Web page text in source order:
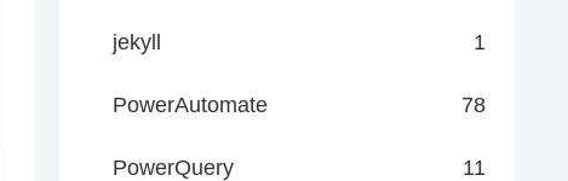
jekyll 1
PowerAutomate 78
PowerQuery 11